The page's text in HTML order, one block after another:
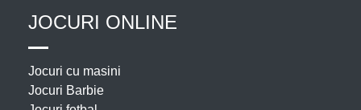
JOCURI ONLINE
Jocuri cu masini
Jocuri Barbie